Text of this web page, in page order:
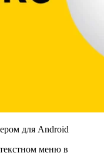
для Android
меню в